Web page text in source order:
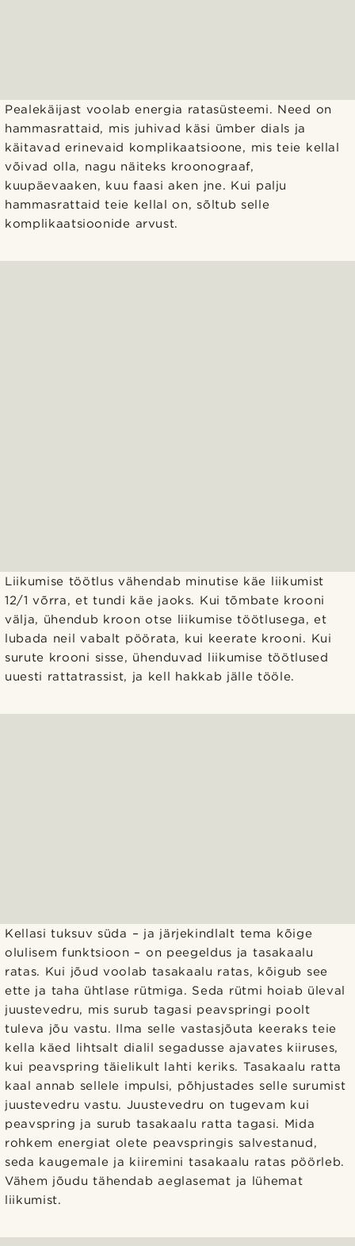
Pealekäijast voolab energia ratasüsteemi. Need on
hammasrattaid, mis juhivad käsi ümber dials ja
käitavad erinevaid komplikaatsioone, mis teie kellal
võivad olla, nagu näiteks kroonograaf,
kuupäevaaken, kuu faasi aken jne. Kui palju
hammasrattaid teie kellal on, sõltub selle
komplikaatsioonide arvust.
Liikumise töötlus vähendab minutise käe liikumist
12/1 võrra, et tundi käe jaoks. Kui tõmbate krooni
välja, ühendub kroon otse liikumise töötlusega, et
lubada neil vabalt pöörata, kui keerate krooni. Kui
surute krooni sisse, ühenduvad liikumise töötlused
uuesti rattatrassist, ja kell hakkab jälle tööle.
Kellasi tuksuv süda – ja järjekindlalt tema kõige
olulisem funktsioon – on peegeldus ja tasakaalu
ratas. Kui jõud voolab tasakaalu ratas, kõigub see
ette ja taha ühtlase rütmiga. Seda rütmi hoiab üleval
juustevedru, mis surub tagasi peavspringi poolt
tuleva jõu vastu. Ilma selle vastasjõuta keeraks teie
kella käed lihtsalt dialil segadusse ajavates kiiruses,
kui peavspring täielikult lahti keriks. Tasakaalu ratta
kaal annab sellele impulsi, põhjustades selle surumist
juustevedru vastu. Juustevedru on tugevam kui
peavspring ja surub tasakaalu ratta tagasi. Mida
rohkem energiat olete peavspringis salvestanud,
seda kaugemale ja kiiremini tasakaalu ratas pöörleb.
Vähem jõudu tähendab aeglasemat ja lühemat
liikumist.